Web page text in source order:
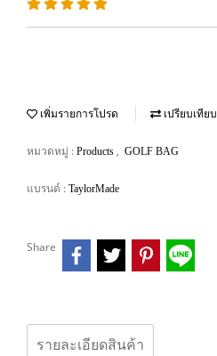
เพิ่มรายการโปรด เปรียบเทียบ
หมวดหมู่ : Products , GOLF BAG
แบรนด์ : TaylorMade
Share
รายละเอียดสินค้า